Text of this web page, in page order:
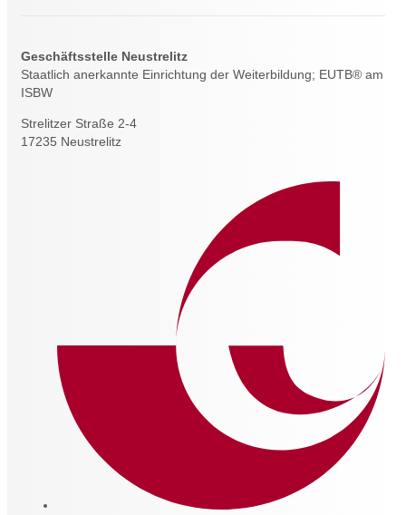
Geschäftsstelle Neustrelitz
Staatlich anerkannte Einrichtung der Weiterbildung; EUTB® am
ISBW
Strelitzer Straße 2-4
17235 Neustrelitz